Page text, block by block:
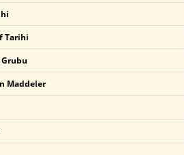
Tarihi
Grubu
Maddeler